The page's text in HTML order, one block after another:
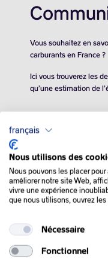
Vous souhaitez en
carburants en France ?
Ici vous trouverez les
qu’une estimation de
QUE SE
Les cours du pétrole se
fond de dégradation
français
Nous utilisons des
Nous pouvons les placer
améliorer notre site Web,
vivre une expérience
que nous utilisons, ouvrez les
Nécessaire
Fonctionnel